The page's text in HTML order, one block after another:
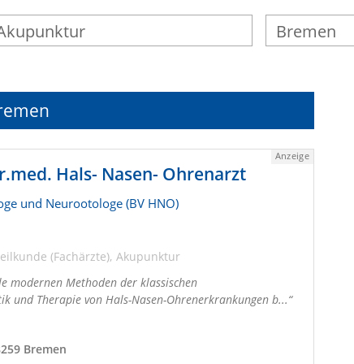
Hals- Nasen- Ohrenarzt
und Neurootologe (BV HNO)
(Fachärzte) Akupunktur
modernen Methoden der klassischen
und Therapie von Hals-Nasen-Ohrenerkrankungen b...
Bremen
Anzeige